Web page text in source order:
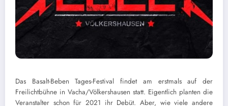
Das Basalt-Beben Tages-Festival findet am erstmals auf der
Freilichtbühne in Vacha/Völkershausen statt. Eigentlich planten die
Veranstalter schon für 2021 ihr Debüt. Aber, wie viele andere